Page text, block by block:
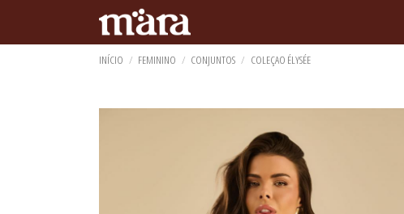
INÍCIO FEMININO CONJUNTOS COLEÇAO ÉLYSÉE